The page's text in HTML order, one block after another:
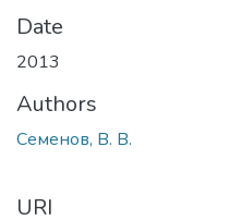
Date
2013
Authors
Семенов, В. В.
URI